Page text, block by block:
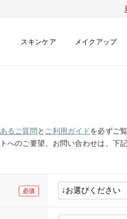
スキンケア メイクアップ
るご質問 と ご利用ガイド を必ずご
へのご要望、お問い合わせは、下